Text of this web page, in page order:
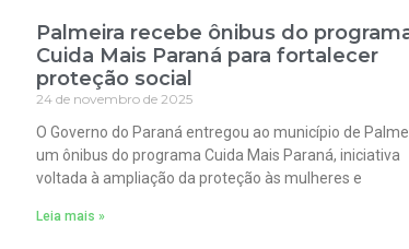
Palmeira recebe ônibus do
Cuida Mais Paraná para fortalecer
proteção social
24 de novembro de 2025
O Governo do Paraná entregou ao município de
um ônibus do programa Cuida Mais Paraná, iniciativa
voltada à ampliação da proteção às mulheres e
Leia mais »